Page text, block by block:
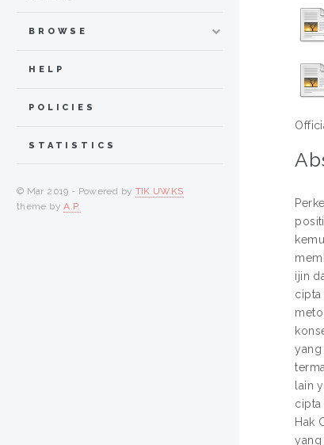
ijin
cipta
yang
lain
cipta
Hak
yang
BROWSE
HELP
POLICIES
STATISTICS
© Mar 2019 - Powered by TIK UWKS
theme byA.P.